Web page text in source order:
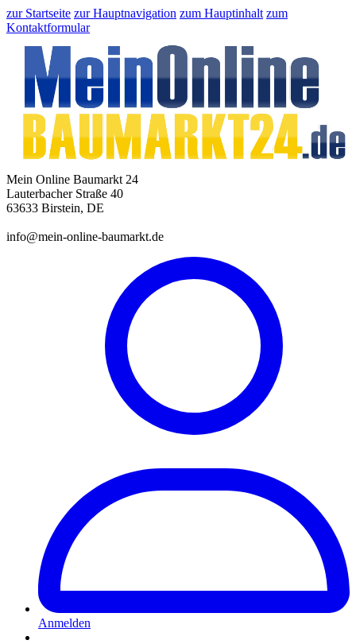
zur Startseite zur Hauptnavigation zum Hauptinhalt zum
Kontaktformular
Mein Online Baumarkt 24
Lauterbacher Straße 40
63633 Birstein, DE
info@mein-online-baumarkt.de
Anmelden